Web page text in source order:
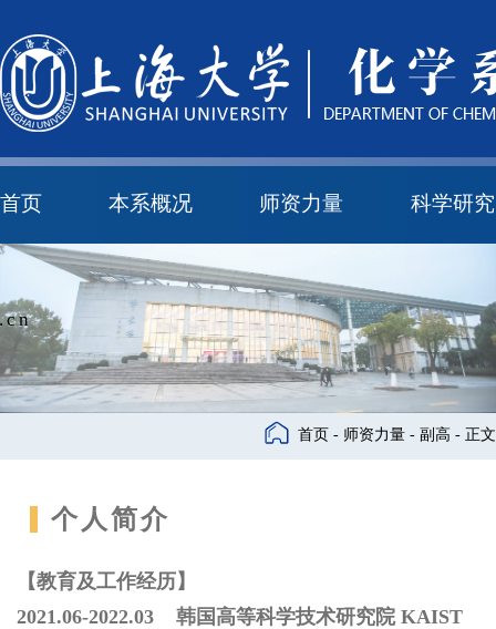
首页 本系概况
本系简介
机构设置
本科培养委员会
教学与科研研究所
化学实验中心
师资力量 科学研究
首页 - 师资力量 - 副高 - 正文
个人简介
【教育及工作经历】
2021.06-2022.03
韩国高等科学技术研究院 KAIST